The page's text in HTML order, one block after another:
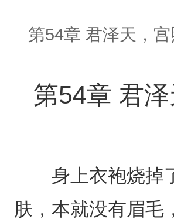
第54章 君泽天，
第54章 君
身上衣袍烧掉了
肤，本就没有眉毛